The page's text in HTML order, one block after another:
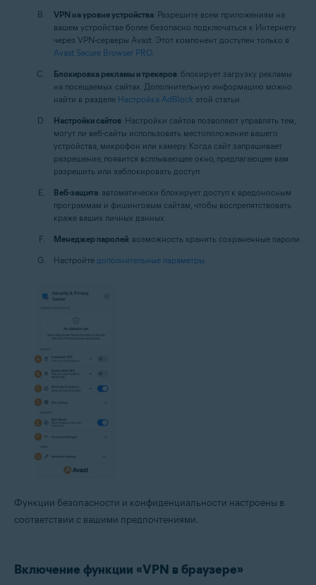
VPN на уровне устройства: Разрешите всем приложениям на
вашем устройстве более безопасно подключаться к Интернету
через VPN-серверы Avast. Этот компонент доступен только в
Avast Secure Browser PRO
Блокировка рекламы и трекеров: блокирует загрузку рекламы
на посещаемых сайтах. Дополнительную информацию можно
найти в разделе Настройка AdBlock этой статьи.
Настройки сайтов: Настройки сайтов позволяют управлять тем,
могут ли веб-сайты использовать местоположение вашего
устройства, микрофон или камеру. Когда сайт запрашивает
разрешение, появится всплывающее окно, предлагающее вам
разрешить или заблокировать доступ.
Веб-защита: автоматически блокирует доступ к вредоносным
программам и фишинговым сайтам, чтобы воспрепятствовать
краже ваших личных данных.
Менеджер паролей: возможность хранить сохраненные пароли.
Настройте дополнительные параметры
Функции безопасности и конфиденциальности настроены в
соответствии с вашими предпочтениями.
Включение функции «VPN в браузере»